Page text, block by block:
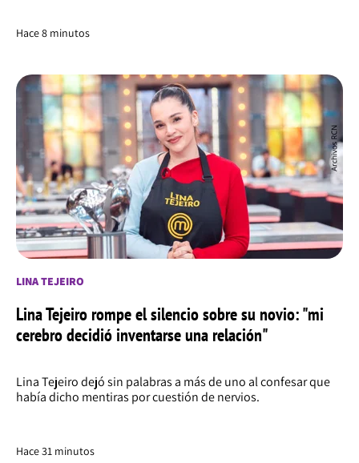
Hace 8 minutos
LINA TEJEIRO
Lina Tejeiro rompe el silencio sobre su novio: "mi
cerebro decidió inventarse una relación"
Lina Tejeiro dejó sin palabras a más de uno al confesar que
había dicho mentiras por cuestión de nervios.
Hace 31 minutos